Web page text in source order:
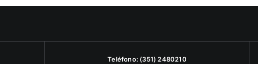
Teléfono: (351) 2480210